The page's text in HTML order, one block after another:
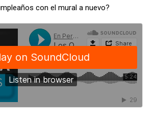
con el mural a nuevo?